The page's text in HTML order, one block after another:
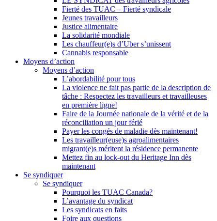
Fierté des TUAC – Fierté syndicale
Jeunes travailleurs
Justice alimentaire
La solidarité mondiale
Les chauffeur(e)s d’Uber s’unissent
Cannabis responsable
Moyens d’action
Moyens d’action
L’abordabilité pour tous
La violence ne fait pas partie de la description de
tâche : Respectez les travailleurs et travailleuses
en première ligne!
Faire de la Journée nationale de la vérité et de la
réconciliation un jour férié
Payer les congés de maladie dès maintenant!
Les travailleur(euse)s agroalimentaires
migrant(e)s méritent la résidence permanente
Mettez fin au lock-out du Heritage Inn dès
maintenant
Se syndiquer
Se syndiquer
Pourquoi les TUAC Canada?
L’avantage du syndicat
Les syndicats en faits
Foire aux questions